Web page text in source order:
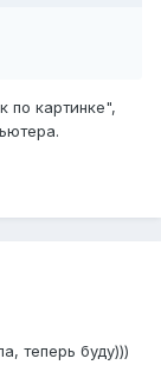
по картинке",
теперь буду)))